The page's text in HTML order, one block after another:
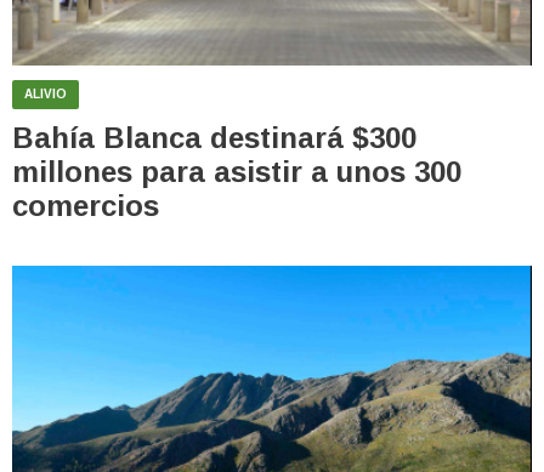
ALIVIO
Bahía Blanca destinará $300
millones para asistir a unos 300
comercios